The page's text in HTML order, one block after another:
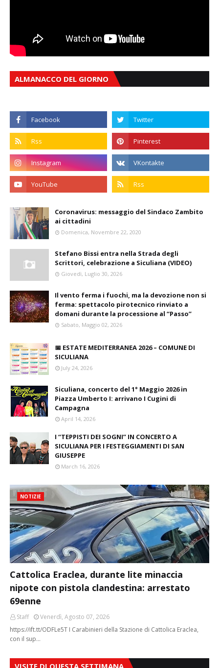
ALMANACCO DEL GIORNO
Coronavirus: messaggio del Sindaco Zambito
ai cittadini
Domenica, Novembre 22, 2020
Stefano Bissi entra nella Strada degli
Scrittori, celebrazione a Siculiana (VIDEO)
Giovedì, Luglio 30, 2026
Il vento ferma i fuochi, ma la devozione non si
ferma: spettacolo pirotecnico rinviato a
domani durante la processione al “Passo”
Sabato, Maggio 02, 2026
📅 ESTATE MEDITERRANEA 2026 – COMUNE DI
SICULIANA
July 24, 2026
Siculiana, concerto del 1° Maggio 2026 in
Piazza Umberto I: arrivano I Cugini di
Campagna
April 14, 2026
I “TEPPISTI DEI SOGNI” IN CONCERTO A
SICULIANA PER I FESTEGGIAMENTI DI SAN
GIUSEPPE
March 16, 2026
NOTIZIE
Cattolica Eraclea, durante lite minaccia
nipote con pistola clandestina: arrestato
69enne
Staff
Venerdì, Agosto 07, 2026
https://ift.tt/ODFLe5T I Carabinieri della Stazione di Cattolica Eraclea,
con il sup…
VISITE DI QUESTA SETTIMANA